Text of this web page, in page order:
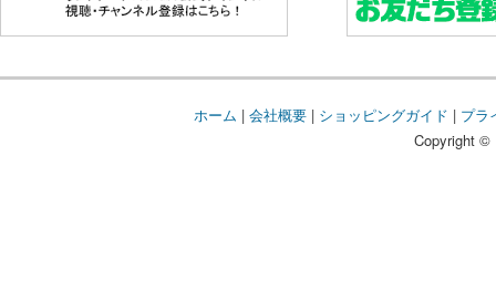
ホーム | 会社概要| ショッピングガイド | プラ
Copyright ©